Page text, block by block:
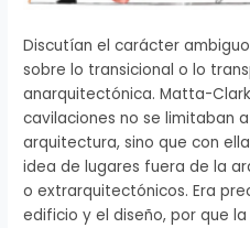
Discutían el carácter
sobre lo transicional o lo
anarquitectónica. Matta-
cavilaciones no se limitaban
arquitectura, sino que con
idea de lugares fuera de la
o extrarquitectónicos. Era
edificio y el diseño, por que